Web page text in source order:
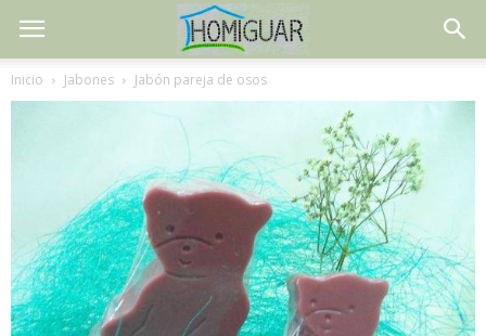
Inicio Jabones Jabón pareja de osos